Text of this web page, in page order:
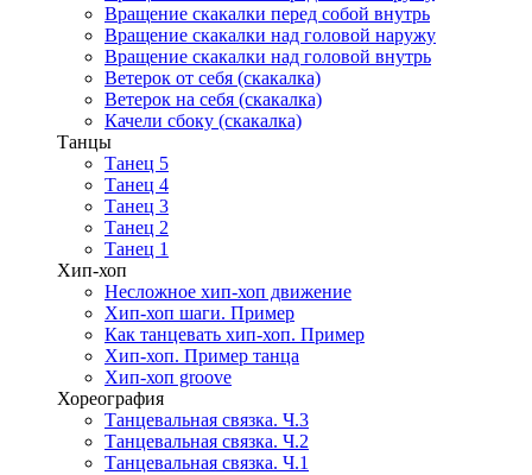
Вращение скакалки перед собой внутрь
Вращение скакалки над головой наружу
Вращение скакалки над головой внутрь
Ветерок от себя (скакалка)
Ветерок на себя (скакалка)
Качели сбоку (скакалка)
Танцы
Танец 5
Танец 4
Танец 3
Танец 2
Танец 1
Хип-хоп
Несложное хип-хоп движение
Хип-хоп шаги. Пример
Как танцевать хип-хоп. Пример
Хип-хоп. Пример танца
Хип-хоп groove
Хореография
Танцевальная связка. Ч.3
Танцевальная связка. Ч.2
Танцевальная связка. Ч.1